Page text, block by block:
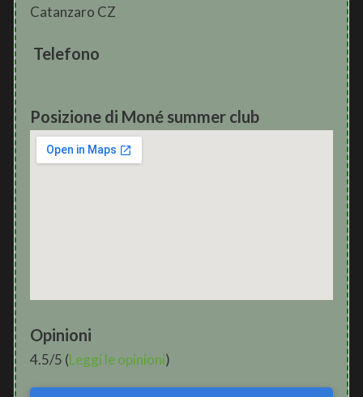
Catanzaro CZ
Telefono
Posizione di Moné summer club
Opinioni
4.5/5 (Leggi le opinioni)